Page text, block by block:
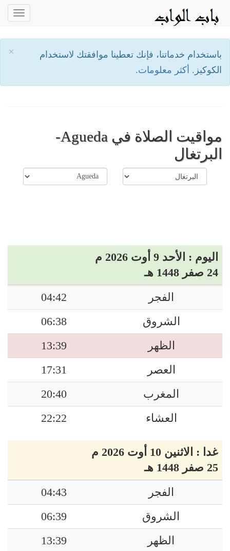
×
باستخدام خدماتنا، فإنك تعطينا موافقتك لاستخدام
الكوكيز. أكثر معلومات.
مواقيت الصلاة في Agueda-
البرتغال
اليوم : الأحد 9 أوت 2026 م
24 صفر 1448 هـ
الفجر
04:42
الشروق
06:38
الظهر
13:39
العصر
17:31
المغرب
20:40
العشاء
22:22
غدا : الاثنين 10 أوت 2026 م
25 صفر 1448 هـ
الفجر
04:43
الشروق
06:39
الظهر
13:39